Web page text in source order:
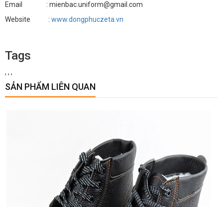
Email : mienbac.uniform@gmail.com
Website : www.dongphuczeta.vn
Tags
, , ,
SẢN PHẨM LIÊN QUAN